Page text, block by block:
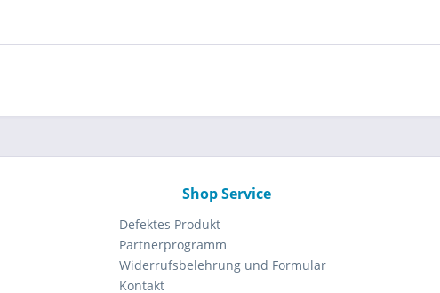
Shop Service
Defektes Produkt
Partnerprogramm
Widerrufsbelehrung und Formular
Kontakt